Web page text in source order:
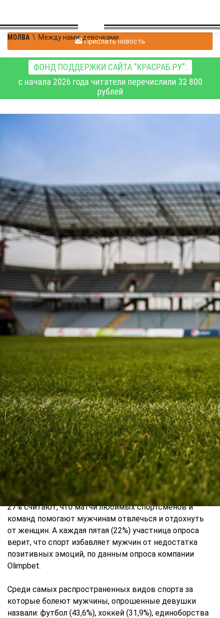
МОЛВА \ Между нами, девочками
Прислать новость
ФОНД ПОДДЕРЖКИ САЙТА "КРАСРАБ.РУ":
с начала 2026 года читатели перечислили 32 800
рублей
на стадион
Разделить увлечение своего мужчины просмотром
спортивных событий готовы 73% опрошенных
женщин. Вот только четверть из них (28,4%) уверены,
что их избранник не считает женскую компанию
подходящей для просмотра матчей и соревнований,
об этом свидетельствуют данные исследования*
среди 1243 респондентов женского пола в возрасте
от 21 до 50 лет.
Спорт – это алиби. 34% женщин, чьи мужья и вторые
половинки регулярно следят за событиями спорта,
уверены, что мужчины используют спортивные
трансляции только как повод для встречи с друзьями.
27% считают, что матчи любимых спортсменов и
команд помогают мужчинам отвлечься и отдохнуть
от женщин. А каждая пятая (22%) участница опроса
верит, что спорт избавляет мужчин от недостатка
позитивных эмоций, по данным опроса компании
Olimpbet.
Среди самых распространенных видов спорта за
которые болеют мужчины, опрошенные девушки
назвали: футбол (43,6%), хоккей (31,9%), единоборства